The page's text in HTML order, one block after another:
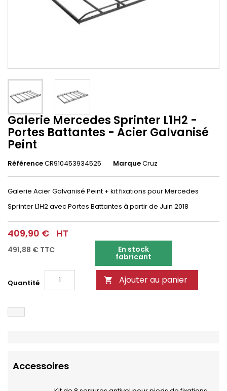
Galerie Mercedes Sprinter L1H2 -
Portes Battantes - Acier Galvanisé
Peint
RéférenceCR910453934525 MarqueCruz
Galerie Acier Galvanisé Peint + kit fixations pour Mercedes
Sprinter L1H2 avec Portes Battantes à partir de Juin 2018
409,90 € HT
491,88 € TTC En stock
fabricant
Quantité  Ajouter au panier
Accessoires